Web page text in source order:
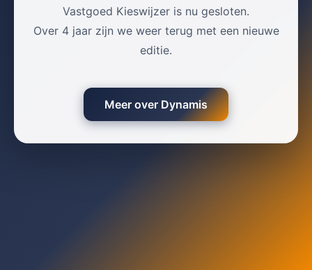
Vastgoed Kieswijzer is nu gesloten.
Over 4 jaar zijn we weer terug met een nieuwe
editie.
Meer over Dynamis